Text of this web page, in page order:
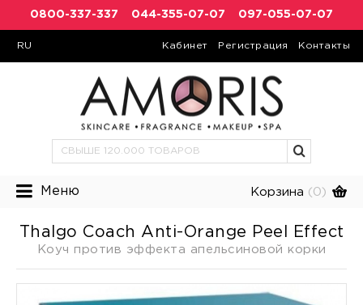
0800-337-337 044-355-07-07 097-055-07-07
RU Кабинет Регистрация Контакты
Меню Корзина (0)
Thalgo Coach Anti-Orange Peel Effect
Коуч против эффекта апельсиновой корки